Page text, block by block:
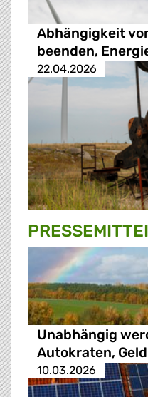
Abhängigkeit
beenden,
22.04.2026
Unabhängig
Autokraten,
10.03.2026